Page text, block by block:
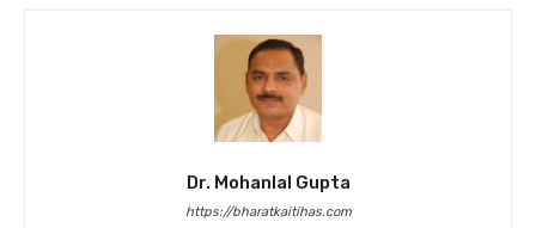
Dr. Mohanlal Gupta
https://bharatkaitihas.com